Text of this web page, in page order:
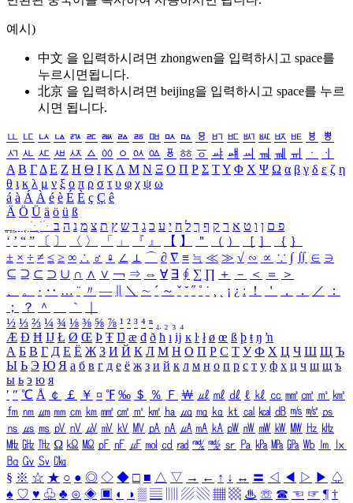
예시)
中文 을 입력하시려면 zhongwen을 입력하시고 space를
누르시면됩니다.
北京 을 입력하시려면 beijing을 입력하시고 space를 누르
시면 됩니다.
ㅥ ㅦ ㅧ ㅨ ㅩ ㅪ ㅫ ㅬ ㅭ ㅮ ㅯ ㅰ ㅱ ㅲ ㅳ ㅴ ㅵ ㅶ ㅷ ㅸ
ㅹ
ㅺ ㅻ ㅼ ㅽ ㅾ ㅿ ㆀ ㆁ ㆂ ㆃ ㆄ ㆅ ㆆ ㆇ ㆈ ㆉ ㆊ ㆋ ㆌ ㆍ
ㆎ
Α Β ΓΔ Ε Ζ Η Θ Ι ΚΛ Μ Ν Ξ Ο Π Ρ Σ ΤΥ Φ Χ Ψ Ω α β γ δ ε ζ η
θ ι κ λ μ ν ξ ο π ρ σ τ υ φ χ ψ ω
á à Á À é è É È ç Ç ê
Ä Ö Ü ä ö ü ß
ִֶֹ ֻּ ׁׂ פ ם ן ו ט א ר ק ף ך ל ח י ע כ ג ד ש ץ ת צ מ נ ה ב
‘ ’ “ ” 〔 〕 〈 〉 「 」 『 』 【 】 ＂ （ ） ［ ］ ｛ ｝
± × ÷ ≠ ≤ ≥ ∞ ∴ ♂ ♀ ∠ ⊥ ⌒ ∂ ∇ ≡ ≒ ≪ ≫ √ ∽ ∝ ∵ ∫ ∬ ∈ ∋
⊆ ⊇ ⊂ ⊃ ∪ ∩ ∧ ∨ ￢ ⇒ ⇔ ∀ ∃ ∮ ∑ ∏ ＋ － ＜ ＝
＞
、
。 · ‥ … ¨ 〃 ― ＼ ∼ ´ ～ ˇ ˘ ˝ ˚ ˙ ¸ ¡ ¿ ː ！ ＇ ， ． ／
：
；
？ ＾ ｀
½ ⅓ ⅔ ¼ ¾ ⅛ ⅜ ⅝ ⅞ ¹ ² ³ ⁴ ⁿ ₁ ₂ ₃ ₄
Æ Ð Ħ Ĳ Ł Ø Œ Þ Ŧ Ŋ æ đ ð ħ ı ĳ ĸ ŀ ł ø œ ß þ ŧ ŋ ŉ
А Б В Г Д Е Ё Ж З И Й К Л М Н О П Р С Т У Ф Х Ц Ч Ш Щ Ъ
Ы Ь Э Ю Я а б в г д е ё ж з и й к л м н о п р с т у ф х ц ч ш щ ъ
ы ь э ю я
′ ″ ℃ Å ￠ ￡ ￥ ¤ ℉ ‰ ＄ ％ Ｆ ￦ ㎕ ㎖ ㎗ ℓ ㎘ ㏄ ㎣ ㎤ ㎥ ㎦
㎙ ㎚ ㎛ ㎜ ㎝ ㎞ ㎟ ㎠ ㎡ ㎢ ㏊ ㎍ ㎎ ㎏ ㏏ ㎈ ㎉ ㏈ ㎧ ㎨ ㎰
㎱ ㎲ ㎳ ㎴ ㎵ ㎶ ㎷ ㎸ ㎹ ㎀ ㎁ ㎂ ㎃ ㎄ ㎺ ㎻ ㎽ ㎾ ㎿ ㎐ ㎑
㎒ ㎓ ㎔ Ω ㏀ ㏁ ㎊ ㎋ ㎌ ㏖ ㏅ ㎭ ㎮ ㎯ ㏛ ㎩ ㎪ ㎫ ㎬ ㏝ ㏐
㏓
㏃ ㏉ ㏜ ㏆
§ ※ ☆ ★ ○ ● ◎ ◇ ◆ □ ■ △ ▽ → ← ↑ ↓ ↔ 〓 ◁ ◀ ▷ ▶ ♤
♠ ♡ ♥ ♧ ♣ ⊙ ◈ ▣ ◐ ◑ ▒ ▤ ▨ ▧ ▦ ▩ ♨ ☏ ☎ ☜ ☞ ¶ †